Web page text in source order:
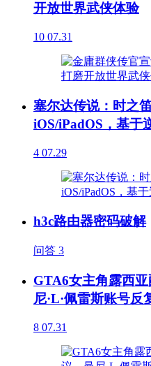
开放世界武侠体验
10 07.31
塞尔达传说：时之
iOS/iPadOS，基于
4 07.29
h3c路由器密码破解
问答 3
GTA6女主角露西
尼·L·佩雷斯账号反
8 07.31